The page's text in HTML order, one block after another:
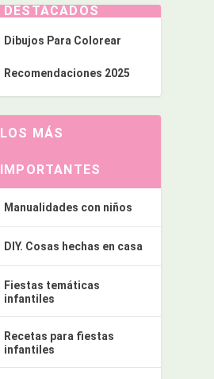
DESTACADOS
Dibujos Para Colorear
Recomendaciones 2025
LOS MÁS
IMPORTANTES
Manualidades con niños
DIY. Cosas hechas en casa
Fiestas temáticas
infantiles
Recetas para fiestas
infantiles